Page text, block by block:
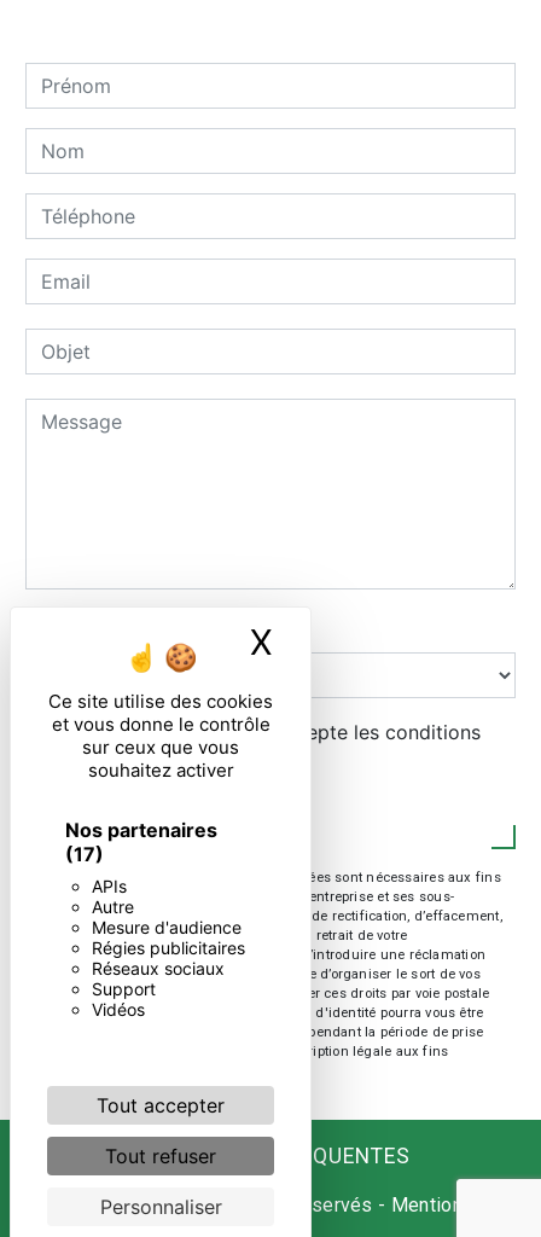
Ce site utilise des cookies
et vous donne le contrôle
sur ceux que vous
souhaitez activer
Nos partenaires
(17)
APIs
Autre
Mesure d'audience
Régies publicitaires
Réseaux sociaux
Support
Vidéos
Tout accepter
Tout refuser
Personnaliser
X Masquer le
Combien font six plus sept
En cochant cette case, j'accepte les conditions
particulières ci-dessous **
** Les données personnelles communiquées sont nécessaires aux fins
de vous contacter. Elles sont destinées à l'entreprise et ses sous-
traitants. Vous disposez de droits d’accès, de rectification, d’effacement,
de portabilité, de limitation, d’opposition, de retrait de votre
consentement à tout moment et du droit d’introduire une réclamation
auprès d’une autorité de contrôle, ainsi que d’organiser le sort de vos
données post-mortem. Vous pouvez exercer ces droits par voie postale
ou par courrier électronique. Un justificatif d'identité pourra vous être
demandé. Nous conservons vos données pendant la période de prise
de contact puis pendant la durée de prescription légale aux fins
RECHERCHES FRÉQUENTES
Vistalid- 2026 - Tous droits réservés - Mentions